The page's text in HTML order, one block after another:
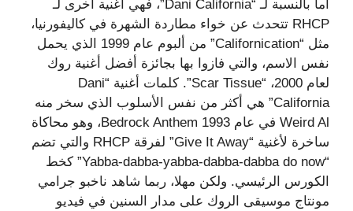
أما بالنسبة لـ “Dani California”، فهي أغنية أخرى لـ
RHCP تتحدث عن خواء مطاردة الشهرة في كاليفورنيا،
مثل “Californication” من ألبوم عام 1999 الذي يحمل
نفس الاسم، والتي فازوا بها بجائزة أفضل أغنية روك
لعام 2000، “Scar Tissue”. كلمات أغنية “Dani
California” هي أكثر من نفس الأسلوب الذي سخر منه
Weird Al في عام 1993 Bedrock Anthem، وهو محاكاة
ساخرة لأغنية “Give It Away” لفرقة RHCP والتي تضم
“Yabba-dabba-yabba-dabba-dabba do now” كخط
الكورس الرئيسي. ولكن مهلا، ربما شاهد ناخبو جرامي
مونتاج موسيقى الروك على مدار السنين في فيديو